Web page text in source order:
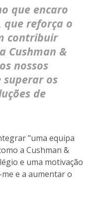
que encaro
que reforça o
contribuir
Cushman &
nossos
os
de
"uma equipa
a Cushman &
e uma motivação
e a aumentar o